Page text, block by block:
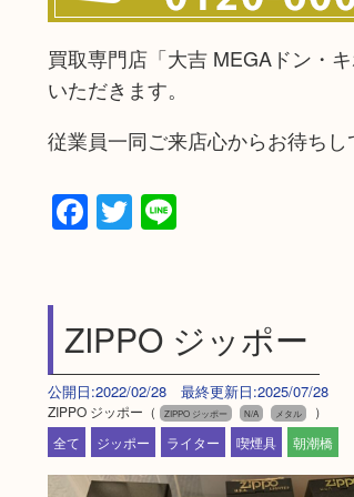
買取専門店「大吉 MEGAドン・
いただきます。
従業員一同ご来店心からお待ちし
Facebook
Twitter
Line
ZIPPO ジッポー
公開日:2022/02/28 最終更新日:2025/07/28
ZIPPO ジッポー（ ZIPPO ジッポー N/A メタル
）
全て
ジッポー ライター 喫煙具 朝潮橋